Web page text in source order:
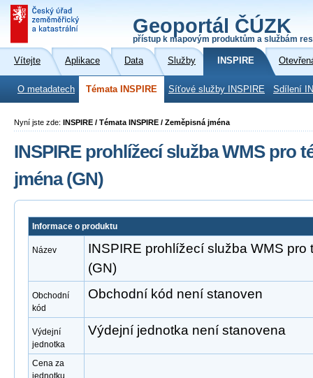
Geoportál ČÚZK
přístup k mapovým produktům a službám
Vítejte Aplikace Data Služby INSPIRE
O metadatech Témata INSPIRE Síťové služby INSPIRE Sdílení
Nyní jste zde: INSPIRE / Témata INSPIRE / Zeměpisná jména
INSPIRE prohlížecí služba WMS pro
jména (GN)
Informace o produktu
Název
INSPIRE prohlížecí služba WMS pro
(GN)
Obchodní
kód
Obchodní kód není stanoven
Výdejní
jednotka
Výdejní jednotka není stanovena
Cena za
jednotku